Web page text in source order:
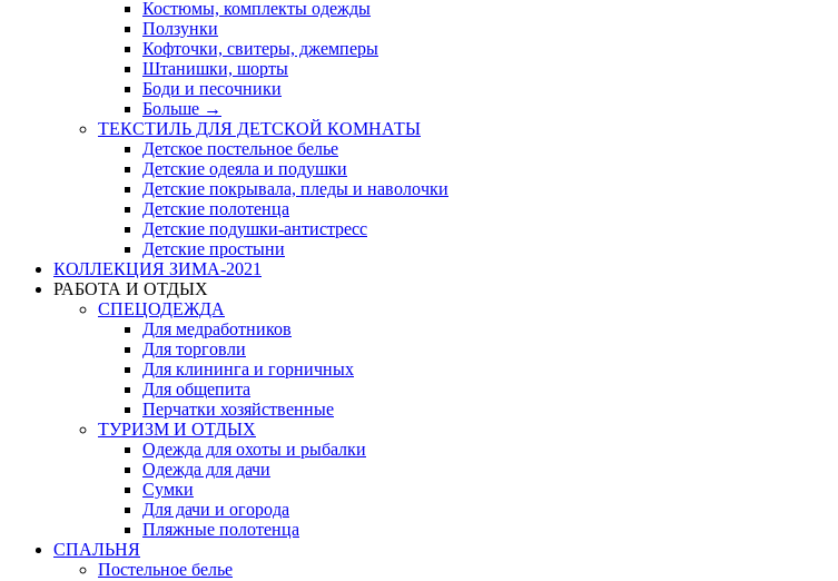
Костюмы, комплекты одежды
Ползунки
Кофточки, свитеры, джемперы
Штанишки, шорты
Боди и песочники
Больше →
ТЕКСТИЛЬ ДЛЯ ДЕТСКОЙ КОМНАТЫ
Детское постельное белье
Детские одеяла и подушки
Детские покрывала, пледы и наволочки
Детские полотенца
Детские подушки-антистресс
Детские простыни
КОЛЛЕКЦИЯ ЗИМА-2021
РАБОТА И ОТДЫХ
СПЕЦОДЕЖДА
Для медработников
Для торговли
Для клининга и горничных
Для общепита
Перчатки хозяйственные
ТУРИЗМ И ОТДЫХ
Одежда для охоты и рыбалки
Одежда для дачи
Сумки
Для дачи и огорода
Пляжные полотенца
СПАЛЬНЯ
Постельное белье